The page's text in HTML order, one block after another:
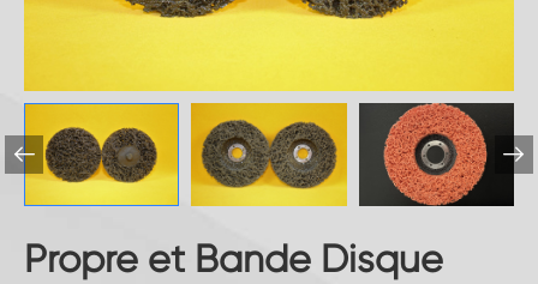


Propre et Bande Disque